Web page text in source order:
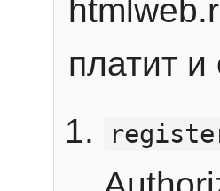
платит и